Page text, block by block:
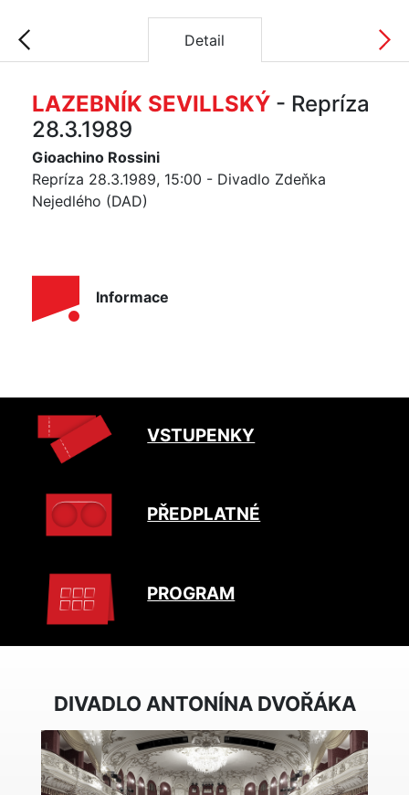
Detail
LAZEBNÍK SEVILLSKÝ - Repríza
28.3.1989
Gioachino Rossini
Repríza 28.3.1989, 15:00 - Divadlo Zdeňka
Nejedlého (DAD)
Informace
VSTUPENKY
PŘEDPLATNÉ
PROGRAM
DIVADLO ANTONÍNA DVOŘÁKA